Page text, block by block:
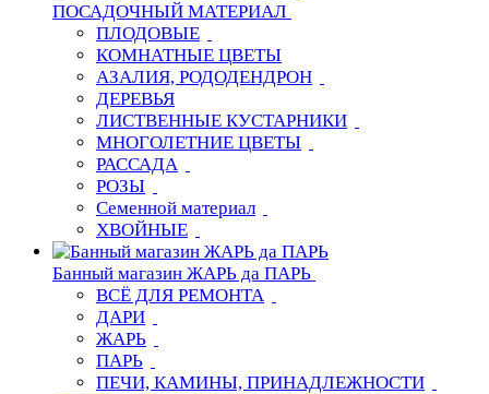
ПОСАДОЧНЫЙ МАТЕРИАЛ
ПЛОДОВЫЕ
КОМНАТНЫЕ ЦВЕТЫ
АЗАЛИЯ, РОДОДЕНДРОН
ДЕРЕВЬЯ
ЛИСТВЕННЫЕ КУСТАРНИКИ
МНОГОЛЕТНИЕ ЦВЕТЫ
РАССАДА
РОЗЫ
Семенной материал
ХВОЙНЫЕ
Банный магазин ЖАРЬ да ПАРЬ
ВСЁ ДЛЯ РЕМОНТА
ДАРИ
ЖАРЬ
ПАРЬ
ПЕЧИ, КАМИНЫ, ПРИНАДЛЕЖНОСТИ